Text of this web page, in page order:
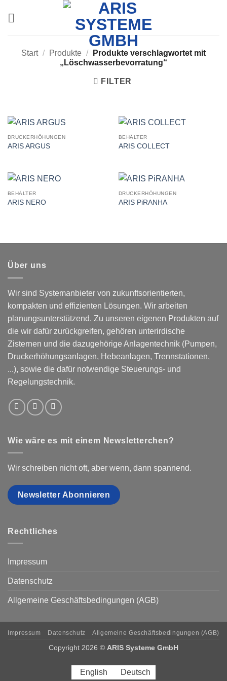
Start / Produkte /
Produkte verschlagwortet mit
„Löschwasserbevorratung“
FILTER
DRUCKERHÖHUNGEN
ARIS ARGUS
BEHÄLTER
ARIS COLLECT
BEHÄLTER
ARIS NERO
DRUCKERHÖHUNGEN
ARIS PiRANHA
Über uns
Wir sind Systemanbieter von zukunftsorientierten,
kompakten und effizienten Lösungen. Wir arbeiten
planungsunterstützend. Zu unseren eigenen Produkten auf
die wir dafür zurückgreifen, gehören unterirdische
Zisternen und die dazugehörige Anlagentechnik (Pumpen,
Druckerhöhungsanlagen, Hebeanlagen, Trennstationen,
...), sowie die dafür notwendige Steuerungs- und
Regelungstechnik.
Wie wäre es mit einem Newsletterchen?
Wir schreiben nicht oft, aber wenn, dann spannend.
Newsletter Abonnieren
Rechtliches
Impressum
Datenschutz
Allgemeine Geschäftsbedingungen (AGB)
Impressum Datenschutz Allgemeine Geschäftsbedingungen (AGB)
Copyright 2026 © ARIS Systeme GmbH
English Deutsch